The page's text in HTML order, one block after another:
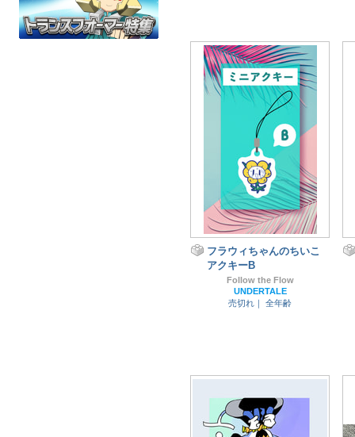
フラウィちゃんのちいこ
アクキーB
Follow the Flow
UNDERTALE
売切れ｜
全年齢